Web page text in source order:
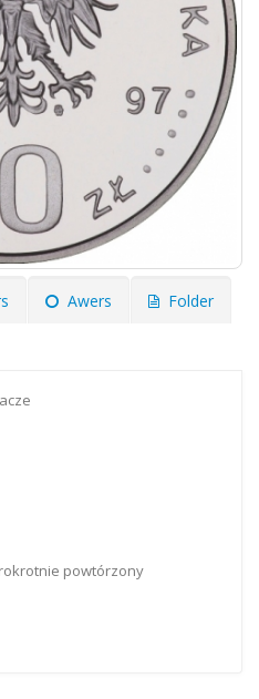
Awers Folder
powtórzony